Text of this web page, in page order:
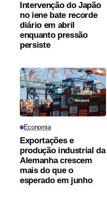
Intervenção do Japão
no iene bate recorde
diário em abril
enquanto pressão
persiste
Economia
Exportações e
produção industrial da
Alemanha crescem
mais do que o
esperado em junho